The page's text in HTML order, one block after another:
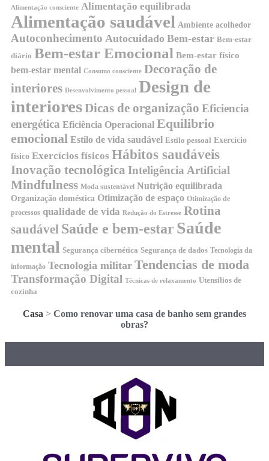
Alimentação consciente Alimentação equilibrada
Alimentação saudável Ambiente acolhedor
Autoconhecimento Autocuidado Bem-estar Bem-estar
diário Bem-estar Emocional Bem-estar físico
bem-estar mental Consumo consciente Decoração de
interiores Desenvolvimento pessoal
Design de
interioresDicas de organização Eficiencia
energética Eficiência Operacional Equilibrio
emocional Estilo de vida saudável Estilo pessoal Exercício
físico Exercícios físicos Hábitos saudáveis
Inovação tecnológica Inteligência Artificial
Mindfulness Moda sustentável Nutrição equilibrada
Organização doméstica Otimização de espaço Otimização de
processos qualidade de vida Redução do Estresse Rotina
saudável Saúde e bem-estar Saúde
mental Segurança cibernética Segurança de dados Tecnologia da
informação Tecnologia militar Tendencias de moda
Transformação Digital Técnicas de relaxamento Utensílios de
cozinha
Casa > Como renovar uma casa de banho sem grandes
obras?